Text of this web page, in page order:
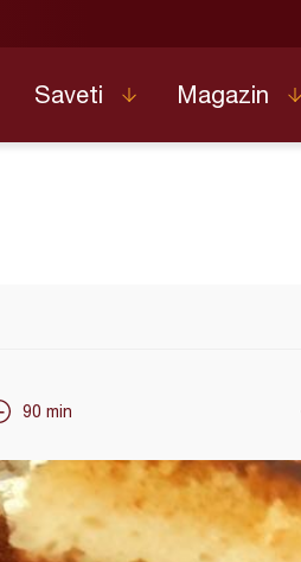
Saveti Magazin
90 min